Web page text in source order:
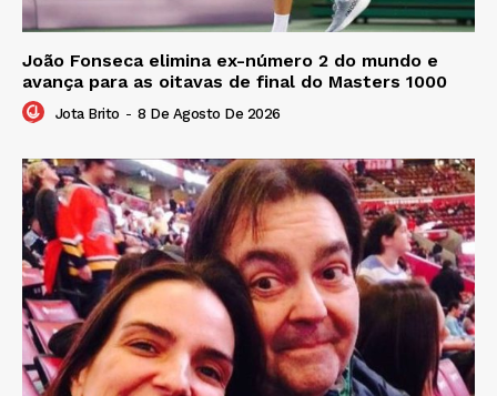
João Fonseca elimina ex-número 2 do mundo e
avança para as oitavas de final do Masters 1000
Jota Brito - 8 De Agosto De 2026